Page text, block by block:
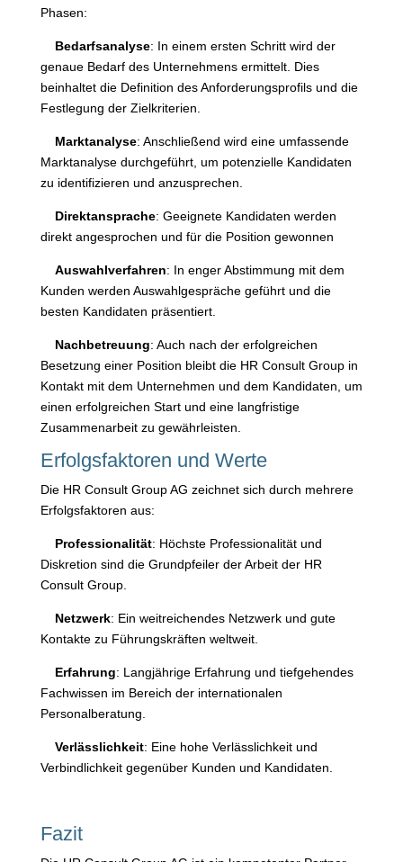
Phasen:
Bedarfsanalyse: In einem ersten Schritt wird der
genaue Bedarf des Unternehmens ermittelt. Dies
beinhaltet die Definition des Anforderungsprofils und die
Festlegung der Zielkriterien.
Marktanalyse: Anschließend wird eine umfassende
Marktanalyse durchgeführt, um potenzielle Kandidaten
zu identifizieren und anzusprechen.
Direktansprache: Geeignete Kandidaten werden
direkt angesprochen und für die Position gewonnen
Auswahlverfahren: In enger Abstimmung mit dem
Kunden werden Auswahlgespräche geführt und die
besten Kandidaten präsentiert.
Nachbetreuung: Auch nach der erfolgreichen
Besetzung einer Position bleibt die HR Consult Group in
Kontakt mit dem Unternehmen und dem Kandidaten, um
einen erfolgreichen Start und eine langfristige
Zusammenarbeit zu gewährleisten.
Erfolgsfaktoren und Werte
Die HR Consult Group AG zeichnet sich durch mehrere
Erfolgsfaktoren aus:
Professionalität: Höchste Professionalität und
Diskretion sind die Grundpfeiler der Arbeit der HR
Consult Group.
Netzwerk: Ein weitreichendes Netzwerk und gute
Kontakte zu Führungskräften weltweit.
Erfahrung: Langjährige Erfahrung und tiefgehendes
Fachwissen im Bereich der internationalen
Personalberatung.
Verlässlichkeit: Eine hohe Verlässlichkeit und
Verbindlichkeit gegenüber Kunden und Kandidaten.
Fazit